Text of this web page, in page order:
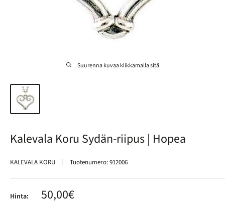
Suurenna kuvaa klikkamalla sitä
Kalevala Koru Sydän-riipus | Hopea
KALEVALA KORU Tuotenumero:912006
Hinta: Alennushinta
50,00€